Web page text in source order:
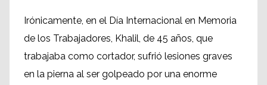
Irónicamente, en el Día Internacional en Memoria
de los Trabajadores, Khalil, de 45 años, que
trabajaba como cortador, sufrió lesiones graves
en la pierna al ser golpeado por una enorme